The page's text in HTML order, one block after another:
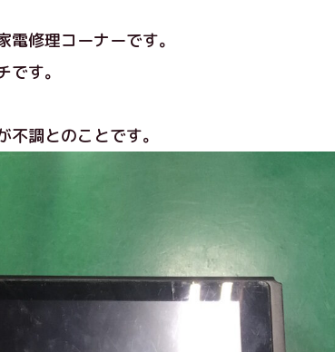
修理コーナーです。
す。
調とのことです。